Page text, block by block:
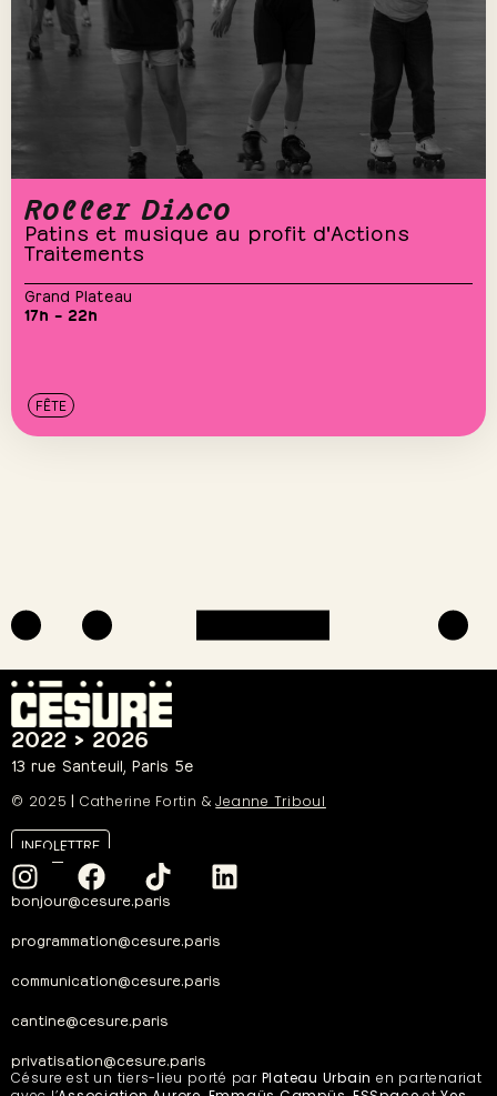
Roller Disco
Patins et musique au profit d'Actions
Traitements
Grand Plateau
17h – 22h
FÊTE
2022 > 2026
13 rue Santeuil, Paris 5e
© 2025 | Catherine Fortin &Jeanne Triboul
INFOLETTRE
bonjour@cesure.paris
programmation@cesure.paris
communication@cesure.paris
cantine@cesure.paris
privatisation@cesure.paris
Césure est un tiers-lieu porté par Plateau Urbain en partenariat